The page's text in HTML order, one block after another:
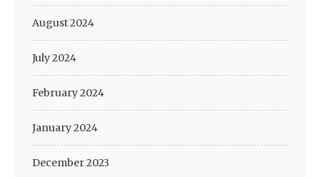
August 2024
July 2024
February 2024
January 2024
December 2023